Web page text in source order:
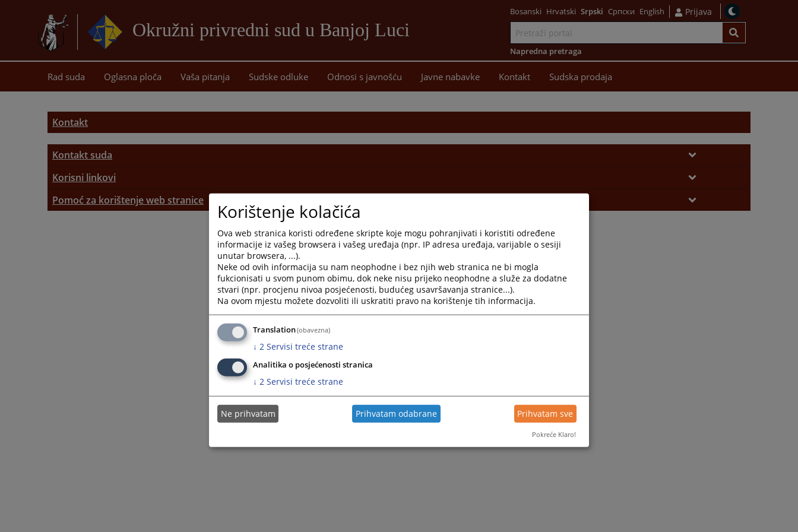
Okružni privredni sud u Banjoj Luci
sadržaj
Bosanski Hrvatski Srpski Српски English Prijava
Napredna pretraga
Rad suda Oglasna ploča Vaša pitanja Sudske odluke Odnosi s javnošću Javne nabavke Kontakt Sudska prodaja
Kontakt
Kontakt suda
Kontakt suda
Adresar pravosudnih institucija
Korisni linkovi
Korisni linkovi
Pomoć za korištenje web stranice
Korištenje kolačića
Ova web stranica koristi određene skripte koje mogu pohranjivati i koristiti određene
informacije iz vašeg browsera i vašeg uređaja (npr. IP adresa uređaja, varijable o sesiji
unutar browsera, ...).
Neke od ovih informacija su nam neophodne i bez njih web stranica ne bi mogla
fukcionisati u svom punom obimu, dok neke nisu prijeko neophodne a služe za dodatne
stvari (npr. procjenu nivoa posjećenosti, budućeg usavršavanja stranice...).
Na ovom mjestu možete dozvoliti ili uskratiti pravo na korištenje tih informacija.
Translation(obavezna)
↓ 2 Servisi treće strane
Analitika o posjećenosti stranica
↓ 2 Servisi treće strane
Ne prihvatam Prihvatam odabrane Prihvatam sve
Pokreće Klaro!